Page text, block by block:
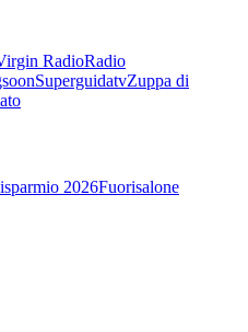
RadioRadio
SuperguidatvZuppa di
2026Fuorisalone